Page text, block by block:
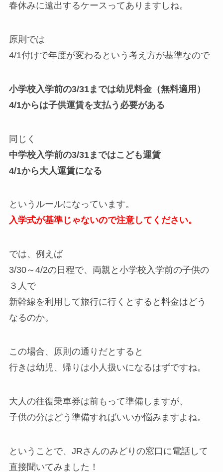
春休みに遠出するケースってありますしね。
原則では
4/1付けで年度が変わるという考え方が基準なので
小学校入学前の3/31までは幼児料金（無料適用）
4/1からは子供運賃を支払う必要がある
同じく
中学校入学前の3/31まではこども運賃
4/1から大人運賃になる
というルールになっています。
入学式が基準じゃないので注意してください。
では、例えば
3/30～4/2の日程で、両親と小学校入学前の子供の
３人で
新幹線を利用して旅行に行くとすると料金はどう
なるのか。
この場合、原則の通りだとすると
行きは幼児、帰りは小人扱いになるはずですね。
大人の往復乗車券は前もって準備しますが、
子供の分はどう準備すればいいか悩みますよね。
ということで、JRさんのみどりの窓口に電話して
直接聞いてみました！